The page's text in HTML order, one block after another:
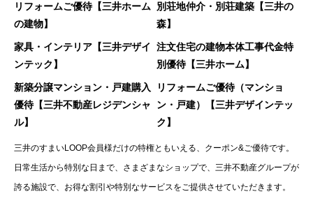
リフォームご優待【三井ホーム
の建物】
別荘地仲介・別荘建築【三井の
森】
家具・インテリア【三井デザイ
ンテック】
注文住宅の建物本体工事代金特
別優待【三井ホーム】
新築分譲マンション・戸建購入
優待【三井不動産レジデンシャ
ル】
リフォームご優待（マンショ
ン・戸建）【三井デザインテッ
ク】
三井のすまいLOOP会員様だけの特権ともいえる、クーポン&ご優待です。
日常生活から特別な日まで、さまざまなショップで、三井不動産グループが
誇る施設で、お得な割引や特別なサービスをご提供させていただきます。